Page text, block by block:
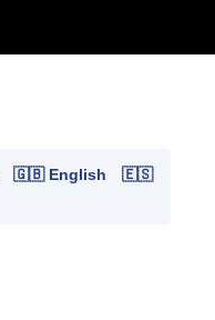
🇬🇧 English
🇪🇸